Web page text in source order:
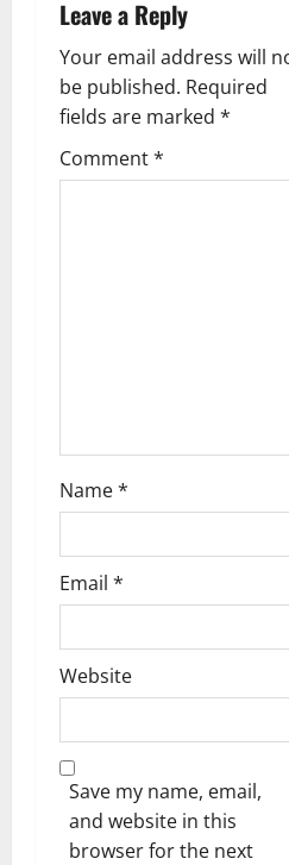
a
v
i
g
Leave a Reply
Your email address will
be published. Required
fields are marked *
Comment*
Name*
Email *
Website
Save my name, email,
and website in this
browser for the next